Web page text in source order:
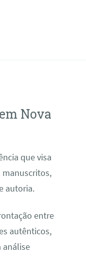
Nova
que visa
manuscritos,
autoria.
entre
autênticos,
análise